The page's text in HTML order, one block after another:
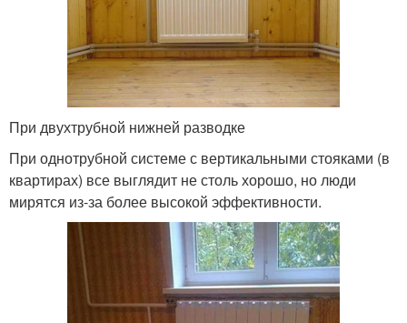
При двухтрубной нижней разводке
При однотрубной системе с вертикальными стояками (в
квартирах) все выглядит не столь хорошо, но люди
мирятся из-за более высокой эффективности.